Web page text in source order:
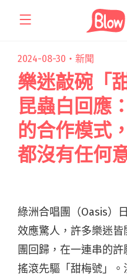
2024-08-30・ 新聞
樂迷敲碗「
昆蟲白回應
的合作模式
都沒有任何
綠洲合唱團（Oasis）
效應驚人，許多樂迷
團回歸，在一連串的
搖滾先驅「甜梅號」